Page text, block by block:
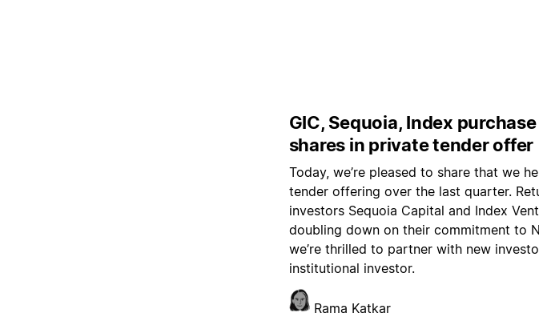
GIC, Sequoia, Index
shares in private tender offer
Today, we’re pleased to share that we
tender offering over the last quarter.
investors Sequoia Capital and Index
doubling down on their commitment to
we’re thrilled to partner with new
institutional investor.
Rama Katkar